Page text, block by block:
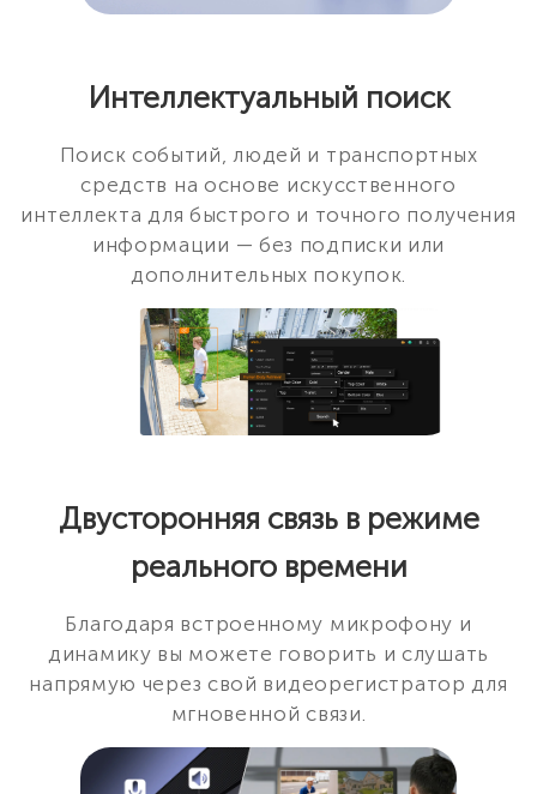
Интеллектуальный поиск
Поиск событий, людей и транспортных
средств на основе искусственного
интеллекта для быстрого и точного получения
информации — без подписки или
дополнительных покупок.
Двусторонняя связь в режиме
реального времени
Благодаря встроенному микрофону и
динамику вы можете говорить и слушать
напрямую через свой видеорегистратор для
мгновенной связи.